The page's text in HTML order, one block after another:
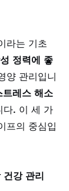
라는 기초
정력에 좋
양 관리입니
트레스 해소
다. 이 세 가
프의 중심입
건강 관리